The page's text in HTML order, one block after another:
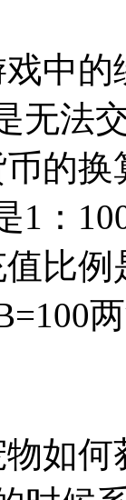
中
无法
的
1：
比例
如何